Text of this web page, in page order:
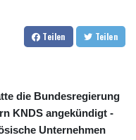
Teilen Teilen
die Bundesregierung
KNDS angekündigt -
Unternehmen